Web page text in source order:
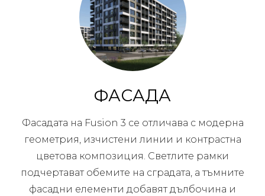
ФАСАДА
Фасадата на Fusion 3 се отличава с модерна
геометрия, изчистени линии и контрастна
цветова композиция. Светлите рамки
подчертават обемите на сградата, а тъмните
фасадни елементи добавят дълбочина и